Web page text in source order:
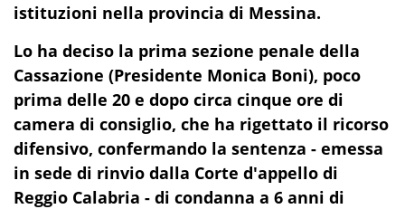
istituzioni nella provincia di Messina.
Lo ha deciso la prima sezione penale della
Cassazione (Presidente Monica Boni), poco
prima delle 20 e dopo circa cinque ore di
camera di consiglio, che ha rigettato il ricorso
difensivo, confermando la sentenza - emessa
in sede di rinvio dalla Corte d'appello di
Reggio Calabria - di condanna a 6 anni di